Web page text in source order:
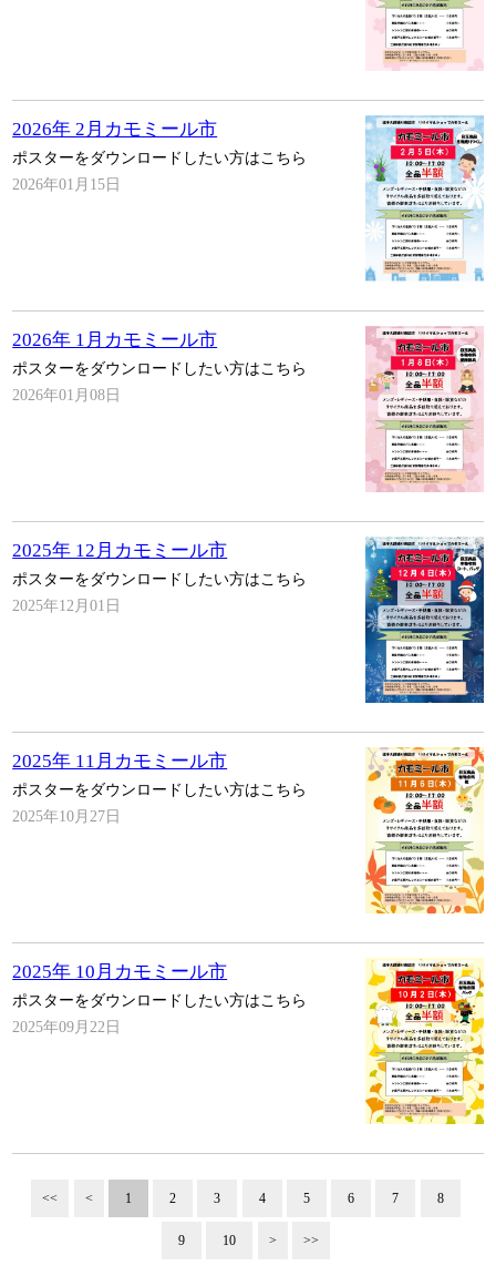
2026年 2月カモミール市
ポスターをダウンロードしたい方はこちら
2026年01月15日
2026年 1月カモミール市
ポスターをダウンロードしたい方はこちら
2026年01月08日
2025年 12月カモミール市
ポスターをダウンロードしたい方はこちら
2025年12月01日
2025年 11月カモミール市
ポスターをダウンロードしたい方はこちら
2025年10月27日
2025年 10月カモミール市
ポスターをダウンロードしたい方はこちら
2025年09月22日
<< < 1 2 3 4 5 6 7 8
9 10 > >>